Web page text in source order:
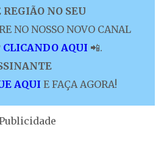
REGIÃO NO SEU
NO NOSSO NOVO CANAL
CLICANDO AQUI 📲.
AQUI E FAÇA AGORA!